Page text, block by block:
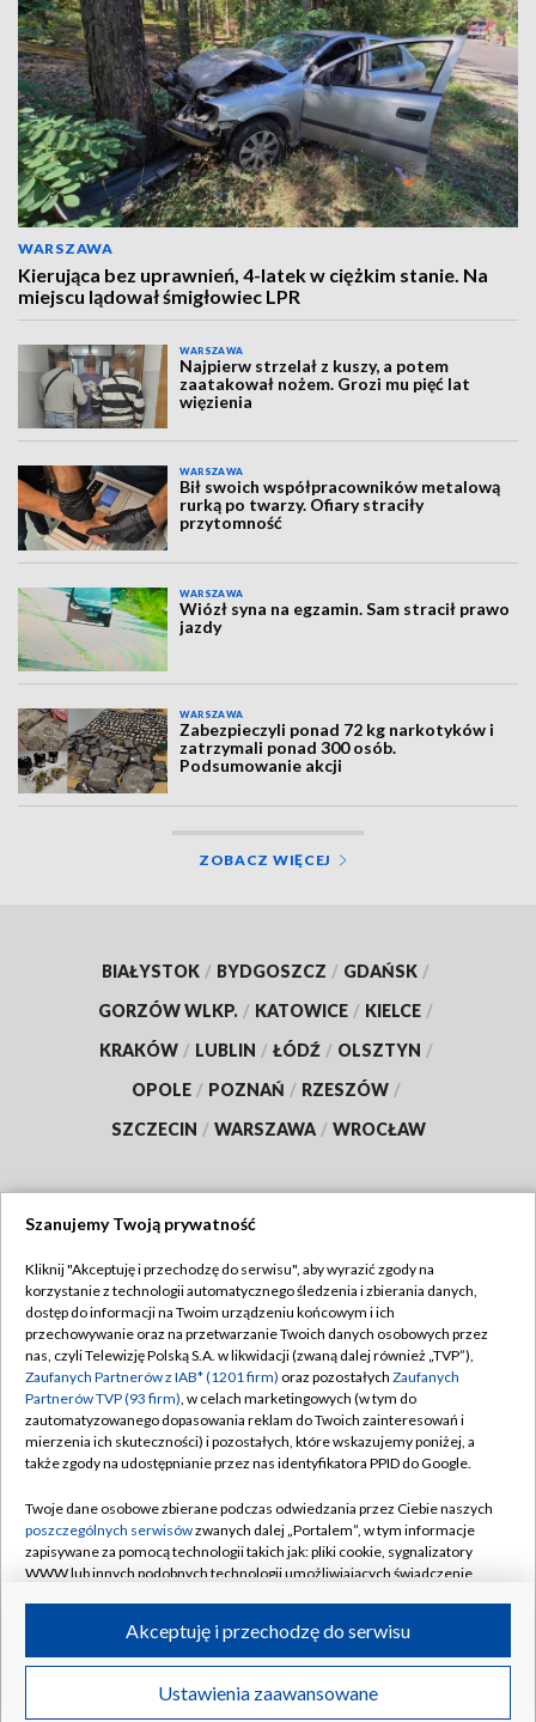
WARSZAWA
Kierująca bez uprawnień, 4-latek w ciężkim stanie. Na
miejscu lądował śmigłowiec LPR
WARSZAWA
Najpierw strzelał z kuszy, a potem
zaatakował nożem. Grozi mu pięć lat
więzienia
WARSZAWA
Bił swoich współpracowników metalową
rurką po twarzy. Ofiary straciły
przytomność
WARSZAWA
Wiózł syna na egzamin. Sam stracił prawo
jazdy
WARSZAWA
Zabezpieczyli ponad 72 kg narkotyków i
zatrzymali ponad 300 osób.
Podsumowanie akcji
ZOBACZ WIĘCEJ
BIAŁYSTOK / BYDGOSZCZ / GDAŃSK /
GORZÓW WLKP. / KATOWICE / KIELCE /
KRAKÓW / LUBLIN / ŁÓDŹ / OLSZTYN /
OPOLE / POZNAŃ / RZESZÓW /
SZCZECIN / WARSZAWA / WROCŁAW
TVP
Abonament TVP
Emisja w TVP
Centrum informacji TVP
Naziemna Telewizja Cyfrowa
Rada Programowa
System NOS
Informacje o nadawcy
Program dla prasy
Regulamin TVP
Polityka prywatności
Moje zgody
Pomoc
Kontakt
Kanały
©2026 Telewizja Polska S.A. w likwidacji
Szanujemy Twoją prywatność
Kliknij "Akceptuję i przechodzę do serwisu", aby wyrazić zgody na
korzystanie z technologii automatycznego śledzenia i zbierania danych,
dostęp do informacji na Twoim urządzeniu końcowym i ich
przechowywanie oraz na przetwarzanie Twoich danych osobowych przez
nas, czyli Telewizję Polską S.A. w likwidacji (zwaną dalej również „TVP”),
Zaufanych Partnerów z IAB* (1201 firm) oraz pozostałych Zaufanych
Partnerów TVP (93 firm), w celach marketingowych (w tym do
zautomatyzowanego dopasowania reklam do Twoich zainteresowań i
mierzenia ich skuteczności) i pozostałych, które wskazujemy poniżej, a
także zgody na udostępnianie przez nas identyfikatora PPID do Google.
Twoje dane osobowe zbierane podczas odwiedzania przez Ciebie naszych
poszczególnych serwisówzwanych dalej „Portalem”, w tym informacje
zapisywane za pomocą technologii takich jak: pliki cookie, sygnalizatory
WWW lub innych podobnych technologii umożliwiających świadczenie
ruchu w Internecie.
Twoje dane osobowe zbierane podczas odwiedzania przez Ciebie
poszczególnych serwisówna Portalu, takie jak adresy IP, identyfikatory
Ustawienia zaawansowane
Akceptuję i przechodzę do serwisu